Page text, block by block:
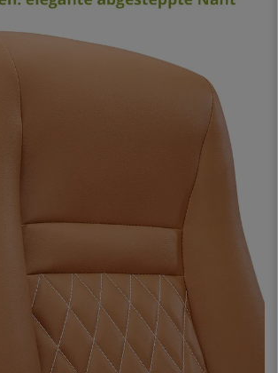
ganzen Tag wohl auf diesem Bürosessel fühlen
integrierte
stellt einen weiteren
den Komfort dar. Bei langen Arbeitsstunden im
durch Herausziehen des Hebels unterhalb
Damit lässt sich die Rückenlehne wippen und
Führt man den Hebel wieder in die
der Sessel in seine starre Position zurück. Ferner
der Rückenlehne individuell auf das Gewicht des
und die großzügige Breite der Rückenlehne
Modell auch
besonders für großgewachsene
sind die Fertigungsmaterialien sehr hochwertig,
und Haltbarkeit mehr als garantiert sind.
und pflegeleichtem Kunstleder
auf, wie z.B. die Ziernähte und die makellose